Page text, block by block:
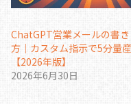
ChatGPT営業メールの書き
方｜カスタム指示で5分量産
【2026年版】
2026年6月30日